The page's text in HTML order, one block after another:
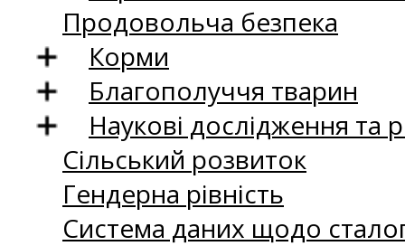
Продовольча безпека
Корми
Благополуччя тварин
Наукові дослідження та
Сільський розвиток
Гендерна рівність
Система даних щодо